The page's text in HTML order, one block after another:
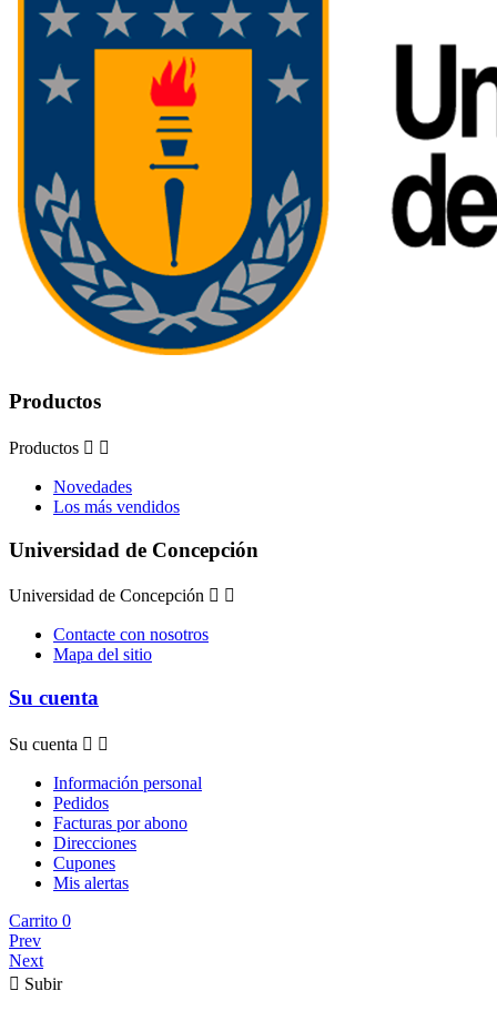
Productos
Productos  
Novedades
Los más vendidos
Universidad de Concepción
Universidad de Concepción  
Contacte con nosotros
Mapa del sitio
Su cuenta
Su cuenta  
Información personal
Pedidos
Facturas por abono
Direcciones
Cupones
Mis alertas
Carrito 0
Prev
Next
 Subir